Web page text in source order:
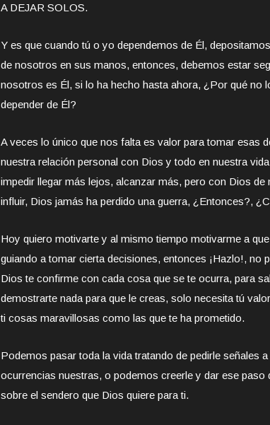
A DEJAR SOLOS.
Y es que cuando tú o yo dependemos de Él,
de nosotros en sus manos, entonces, debemos estar
nosotros es Él, si lo ha hecho hasta ahora, ¿Por qué no
depender de Él?
A veces lo único que nos falta es valor para tomar esas
nuestra relación personal con Dios y todo en nuestra
impedir llegar más lejos, alcanzar más, pero con Dios
influir, Dios jamás ha perdido una guerra, ¿Entonces?,
Hoy quiero motivarte y al mismo tiempo motivarme a
guiando a tomar cierta decisiones, entonces ¡Hazlo!, no
Dios te confirme con cada cosa que se te ocurra, para
demostrarte nada para que le creas, solo necesita tú
ti cosas maravillosas como las que te ha prometido.
Podemos pasar toda la vida tratando de pedirle señales
ocurrencias nuestras, o podemos creerle y dar ese
sobre el sendero que Dios quiere para ti.